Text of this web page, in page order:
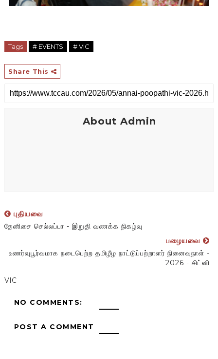
Tags # EVENTS # VIC
Share This
About Admin
புதியவை
தேனிசை செல்லப்பா - இறுதி வணக்க நிகழ்வு
பழையவை
உணர்வுபூர்வமாக நடைபெற்ற தமிழீழ நாட்டுப்பற்றாளர் நினைவுநாள் -
2026 - சிட்னி
VIC
NO COMMENTS:
POST A COMMENT